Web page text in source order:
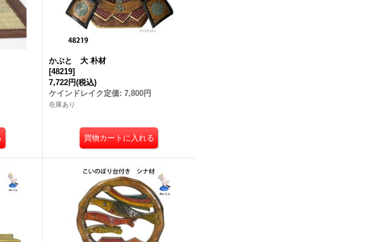
かぶと 大 朴材
[48219]
7,722円(税込)
ケインドレイク定価: 7,800円
在庫あり